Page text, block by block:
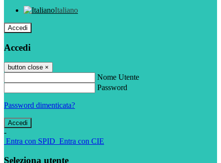
Italiano
Accedi
Accedi
button close ×
Nome Utente
Password
Password dimenticata?
-
Entra con SPID Entra con CIE
Seleziona utente